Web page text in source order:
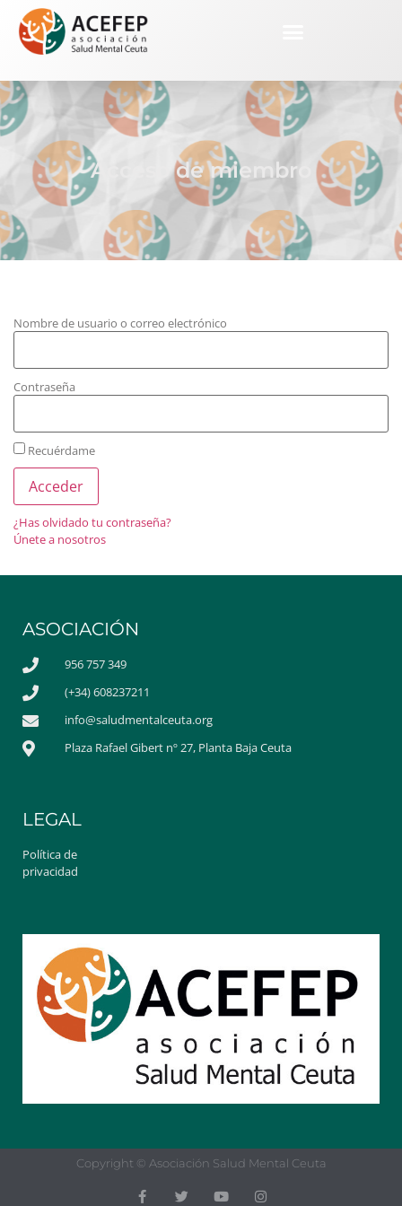
Acceso de miembro
Nombre de usuario o correo electrónico
Contraseña
Recuérdame
¿Has olvidado tu contraseña?
Únete a nosotros
ASOCIACIÓN
956 757 349
(+34) 608237211
info@saludmentalceuta.org
Plaza Rafael Gibert nº 27, Planta Baja Ceuta
LEGAL
Política de
privacidad
Copyright © Asociación Salud Mental Ceuta